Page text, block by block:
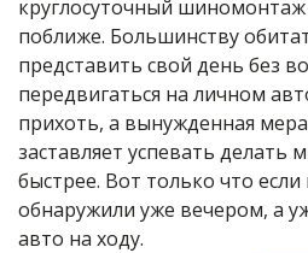
круглосуточный
поближе. Большинству
представить свой день без
передвигаться на личном
прихоть, а вынужденная
заставляет успевать делать
быстрее. Вот только что
обнаружили уже вечером, а
авто на ходу.